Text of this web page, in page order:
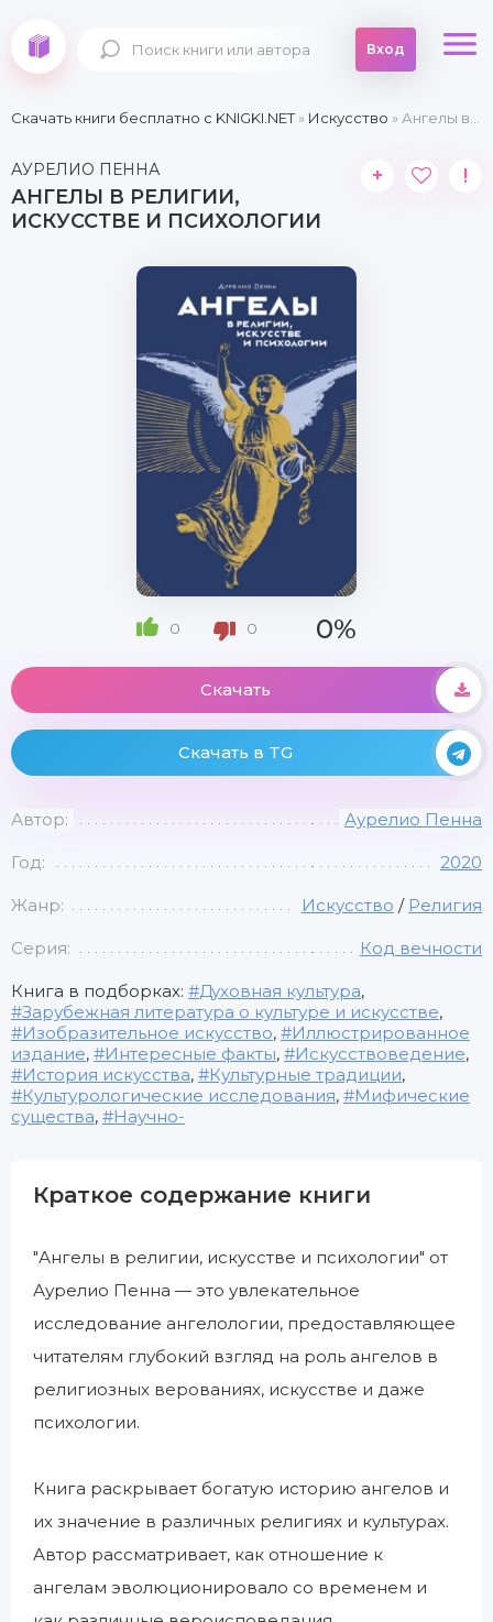
Вход
Скачать книги бесплатно c KNIGKI.NET» Искусство » Ангелы в религии, искусстве и психологии
АУРЕЛИО ПЕННА
АНГЕЛЫ В РЕЛИГИИ,
ИСКУССТВЕ И ПСИХОЛОГИИ
+ !
0 0 0%
Скачать
Скачать в TG
Автор: Аурелио Пенна
Год: 2020
Жанр: Искусство / Религия
Серия: Код вечности
Книга в подборках: Духовная культура,
Зарубежная литература о культуре и искусстве,
Изобразительное искусство,
Иллюстрированное
издание, Интересные факты, Искусствоведение,
История искусства, Культурные традиции,
Культурологические исследования,
Мифические
существа, Научно-
Краткое содержание книги
"Ангелы в религии, искусстве и психологии" от
Аурелио Пенна — это увлекательное
исследование ангелологии, предоставляющее
читателям глубокий взгляд на роль ангелов в
религиозных верованиях, искусстве и даже
психологии.
Книга раскрывает богатую историю ангелов и
их значение в различных религиях и культурах.
Автор рассматривает, как отношение к
ангелам эволюционировало со временем и